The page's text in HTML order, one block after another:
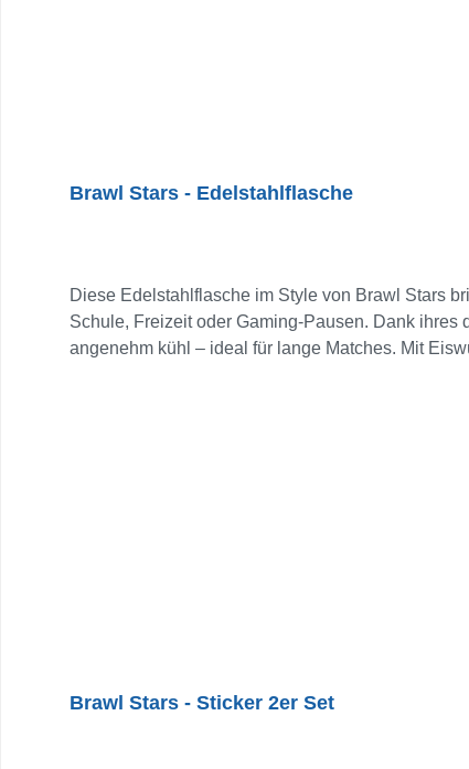
Brawl Stars - Edelstahlflasche
Diese Edelstahlflasche im Style von Brawl Stars
Schule, Freizeit oder Gaming-Pausen. Dank
angenehm kühl – ideal für lange Matches. Mit
Brawl Stars - Sticker 2er Set